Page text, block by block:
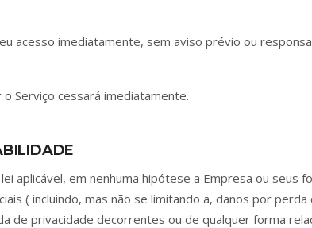
acesso imediatamente, sem aviso prévio ou
Serviço cessará imediatamente.
aplicável, em nenhuma hipótese a Empresa ou
( incluindo, mas não se limitando a, danos por
de privacidade decorrentes ou de qualquer forma